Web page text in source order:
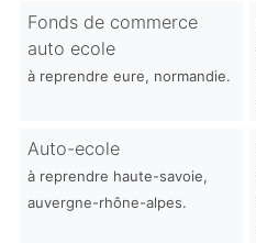
Fonds de commerce
auto ecole
à reprendre eure, normandie.
Auto-ecole
à reprendre haute-savoie,
auvergne-rhône-alpes.